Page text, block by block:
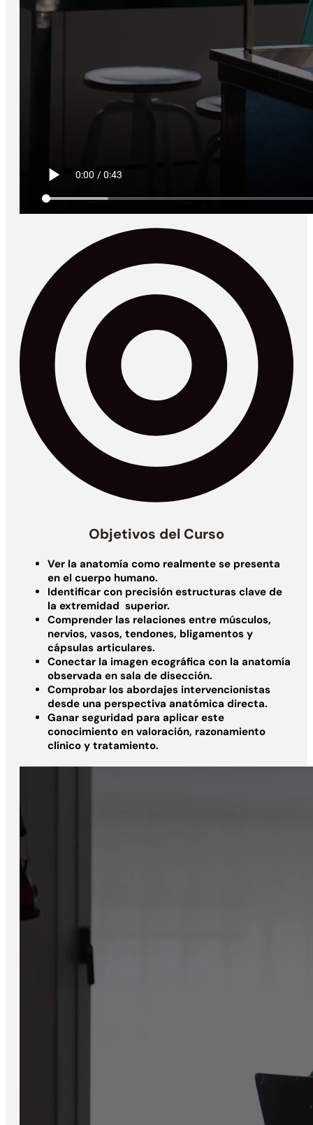
Objetivos del Curso
Ver la anatomía como realmente se presenta
en el cuerpo humano.
Identificar con precisión estructuras clave de
la extremidad superior.
Comprender las relaciones entre músculos,
nervios, vasos, tendones, bligamentos y
cápsulas articulares.
Conectar la imagen ecográfica con la anatomía
observada en sala de disección.
Comprobar los abordajes intervencionistas
desde una perspectiva anatómica directa.
Ganar seguridad para aplicar este
conocimiento en valoración, razonamiento
clínico y tratamiento.